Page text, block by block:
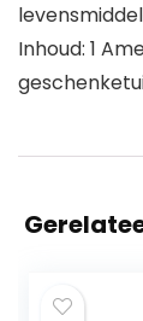
Inhoud: 1